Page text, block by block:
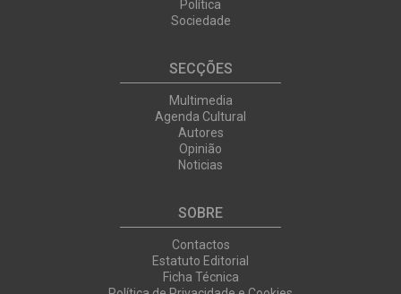
Política
Sociedade
SECÇÕES
Multimedia
Agenda Cultural
Autores
Opinião
Noticias
SOBRE
Contactos
Estatuto Editorial
Ficha Técnica